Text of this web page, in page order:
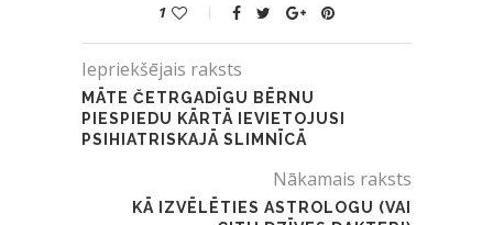
1
Iepriekšējais raksts
MĀTE ČETRGADĪGU BĒRNU
PIESPIEDU KĀRTĀ IEVIETOJUSI
PSIHIATRISKAJĀ SLIMNĪCĀ
Nākamais raksts
KĀ IZVĒLĒTIES ASTROLOGU (VAI